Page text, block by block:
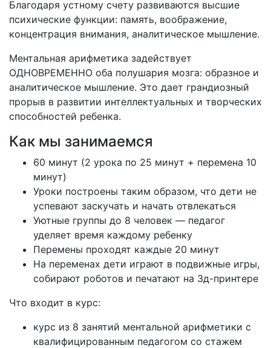
Благодаря устному счету развиваются высшие
психические функции: память, воображение,
концентрация внимания, аналитическое мышление.
Ментальная арифметика задействует
ОДНОВРЕМЕННО оба полушария мозга: образное и
аналитическое мышление. Это дает грандиозный
прорыв в развитии интеллектуальных и творческих
способностей ребенка.
Как мы занимаемся
60 минут (2 урока по 25 минут + перемена 10
минут)
Уроки построены таким образом, что дети не
успевают заскучать и начать отвлекаться
Уютные группы до 8 человек — педагог
уделяет время каждому ребенку
Перемены проходят каждые 20 минут
На переменах дети играют в подвижные игры,
собирают роботов и печатают на 3д-принтере
Что входит в курс:
курс из 8 занятий ментальной арифметики с
квалифицированным педагогом со стажем